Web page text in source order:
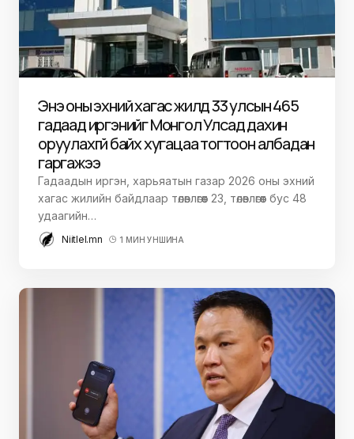
Энэ оны эхний хагас жилд 33 улсын 465
гадаад иргэнийг Монгол Улсад дахин
оруулахгүй байх хугацаа тогтоон албадан
гаргажээ
Гадаадын иргэн, харьяатын газар 2026 оны эхний
хагас жилийн байдлаар төлөвлөгөөт 23, төлөвлөгөөт бус 48
удаагийн…
Niitlel.mn 1 МИН УНШИНА